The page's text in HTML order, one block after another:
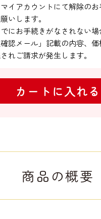
イアカウントにて解除のお
いします。
にお手続きがなされない場
認メール」記載の内容、
れご請求が発生します。
カートに入れる
商品の概要